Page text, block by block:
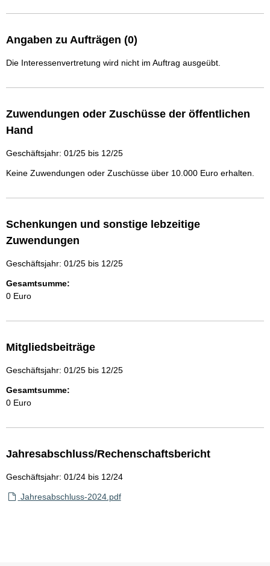
Angaben zu Aufträgen (0)
Die Interessenvertretung wird nicht im Auftrag ausgeübt.
Zuwendungen oder Zuschüsse der öffentlichen
Hand
Geschäftsjahr: 01/25 bis 12/25
Keine Zuwendungen oder Zuschüsse über 10.000 Euro erhalten.
Schenkungen und sonstige lebzeitige
Zuwendungen
Geschäftsjahr: 01/25 bis 12/25
Gesamtsumme:
0 Euro
Mitgliedsbeiträge
Geschäftsjahr: 01/25 bis 12/25
Gesamtsumme:
0 Euro
Jahresabschluss/Rechenschaftsbericht
Geschäftsjahr: 01/24 bis 12/24
Jahresabschluss-2024.pdf